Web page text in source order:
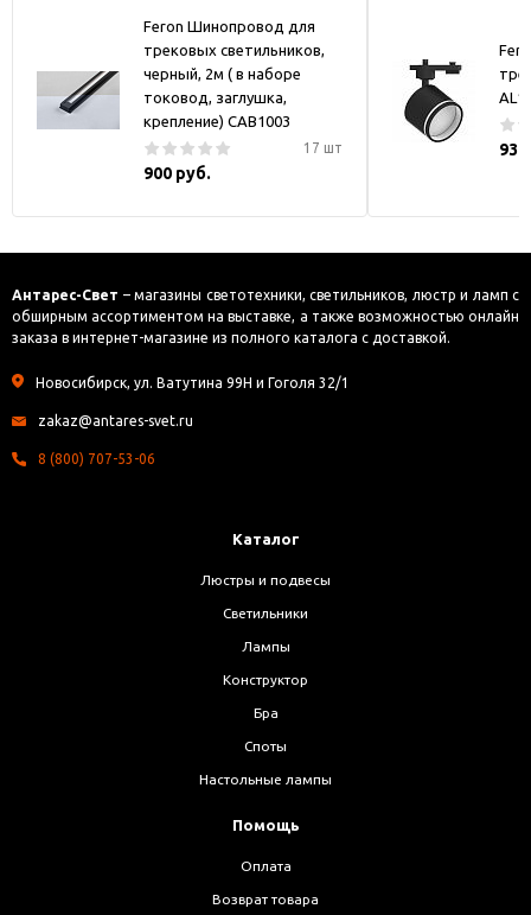
Feron Шинопровод для
трековых светильников,
черный, 2м ( в наборе
токовод, заглушка,
крепление) CAB1003
17 шт
900 руб.
Антарес-Свет – магазины светотехники, светильников, люстр и ламп с
обширным ассортиментом на выставке, а также возможностью онлайн
заказа в интернет-магазине из полного каталога с доставкой.
Новосибирск, ул. Ватутина 99Н и Гоголя 32/1
zakaz@antares-svet.ru
8 (800) 707-53-06
Каталог
Люстры и подвесы
Светильники
Лампы
Конструктор
Бра
Споты
Настольные лампы
Помощь
Оплата
Возврат товара